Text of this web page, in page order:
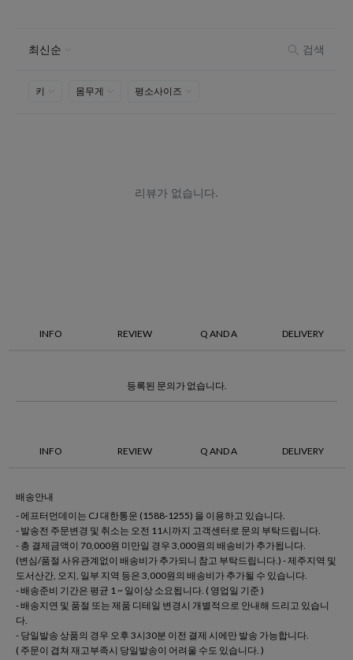
INFO REVIEW Q AND A DELIVERY
등록된 문의가 없습니다.
INFO REVIEW Q AND A DELIVERY
배송안내
- 에프터먼데이는 CJ 대한통운 (1588-1255) 을 이용하고 있습니다.
- 발송전 주문변경 및 취소는 오전 11시까지 고객센터로 문의 부탁드립니다.
- 총 결제금액이 70,000원 미만일 경우 3,000원의 배송비가 추가됩니다.
(변심/품절 사유관계없이 배송비가 추가되니 참고 부탁드립니다.) - 제주지역 및
도서산간, 오지, 일부 지역 등은 3,000원의 배송비가 추가될 수 있습니다.
- 배송준비 기간은 평균 1 ~ 일이상 소요됩니다. ( 영업일 기준 )
- 배송지연 및 품절 또는 제품 디테일 변경시 개별적으로 안내해 드리고 있습니
다.
- 당일발송 상품의 경우 오후 3시30분 이전 결제 시에만 발송 가능합니다.
( 주문이 겹쳐 재고부족시 당일발송이 어려울 수도 있습니다. )